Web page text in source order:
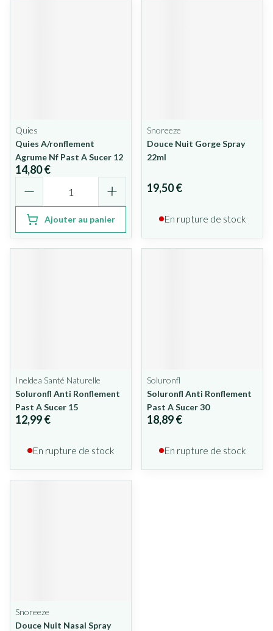
Quies
Quies A/ronflement
Agrume Nf Past A Sucer 12
14,80 €
Ajouter au panier
Snoreeze
Douce Nuit Gorge Spray
22ml
19,50 €
En rupture de stock
Ineldea Santé Naturelle
Soluronfl Anti Ronflement
Past A Sucer 15
12,99 €
En rupture de stock
Soluronfl
Soluronfl Anti Ronflement
Past A Sucer 30
18,89 €
En rupture de stock
Snoreeze
Douce Nuit Nasal Spray